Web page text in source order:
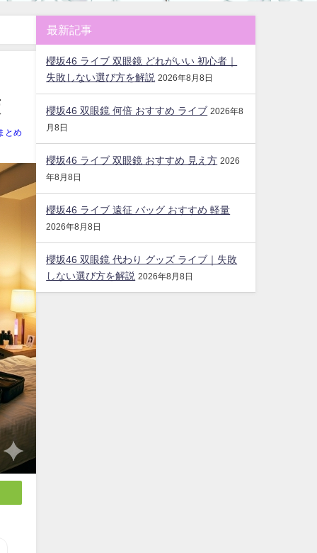
とめ
最新記事
櫻坂46 ライブ 双眼鏡 どれがいい 初心者｜
失敗しない選び方を解説 2026年8月8日
櫻坂46 双眼鏡 何倍 おすすめ ライブ 2026年8
月8日
櫻坂46 ライブ 双眼鏡 おすすめ 見え方 2026
年8月8日
櫻坂46 ライブ 遠征 バッグ おすすめ 軽量
2026年8月8日
櫻坂46 双眼鏡 代わり グッズ ライブ｜失敗
しない選び方を解説 2026年8月8日